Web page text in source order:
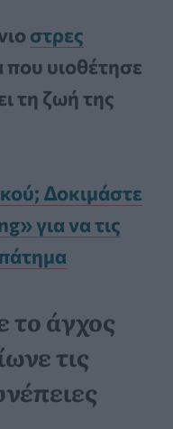
στρες
που υιοθέτησε
τη ζωή της
Δοκιμάστε
για να τις
το άγχος
τις